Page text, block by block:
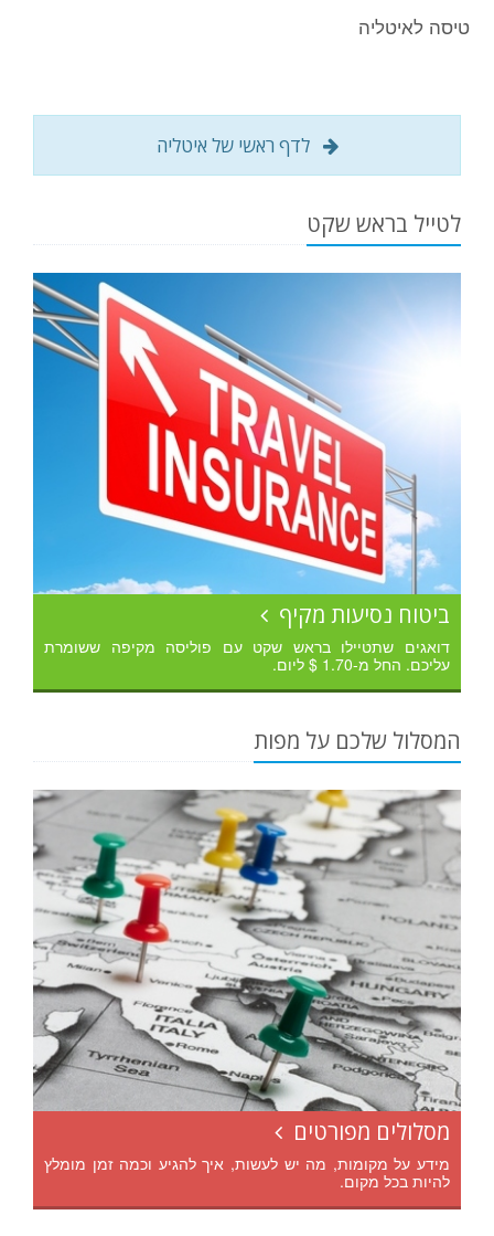
טיסה לאיטליה
לדף ראשי של איטליה
לטייל בראש שקט
ביטוח נסיעות מקיף
דואגים שתטיילו בראש שקט עם פוליסה מקיפה ששומרת
עליכם. החל מ-1.70 $ ליום.
המסלול שלכם על מפות
מסלולים מפורטים
מידע על מקומות, מה יש לעשות, איך להגיע וכמה זמן מומלץ
להיות בכל מקום.